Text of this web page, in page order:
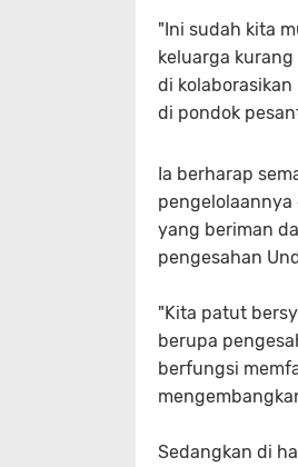
"Ini sudah kita
keluarga kurang
di
di pondok
Ia berharap
pengelolaannya
yang beriman
pengesahan
"Kita patut
berupa
berfungsi
Sedangkan di